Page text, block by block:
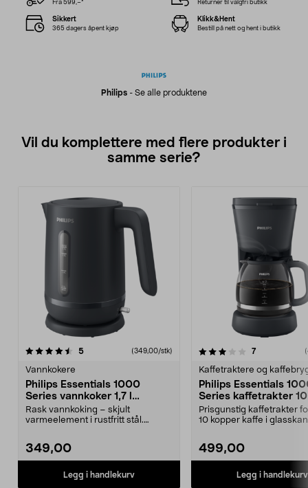
Philips - Se alle produktene
Fra 599,–* Returner til valgfri butikk
Sikkert
365 dagers åpent kjøp
Klikk&Hent
Bestill på nett og hent i butikk
Vil du komplettere med flere produkter i
samme serie?
5anmeldelser (349,00/stk)
Vannkokere
Philips Essentials 1000
Series vannkoker 1,7 l
HD9314/90
Rask vannkoking – skjult
varmeelement i rustfritt stål.
349,00
Legg i handlekurv
3.0av 5 stjerner 7anmeldelser
Kaffetraktere og
Philips Essentials
Series kaffetrakter
HD7430/90
Prisgunstig kaffetrakter
10 kopper kaffe i
499,00
Legg i handlekurv